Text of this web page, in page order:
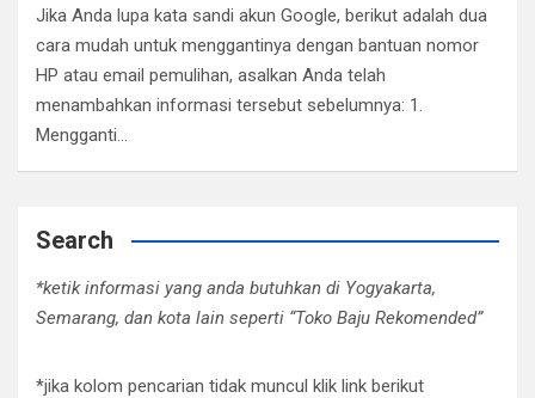
Jika Anda lupa kata sandi akun Google, berikut adalah dua
cara mudah untuk menggantinya dengan bantuan nomor
HP atau email pemulihan, asalkan Anda telah
menambahkan informasi tersebut sebelumnya: 1.
Mengganti…
Search
*ketik informasi yang anda butuhkan di Yogyakarta,
Semarang, dan kota lain seperti “Toko Baju Rekomended”
*jika kolom pencarian tidak muncul klik link berikut